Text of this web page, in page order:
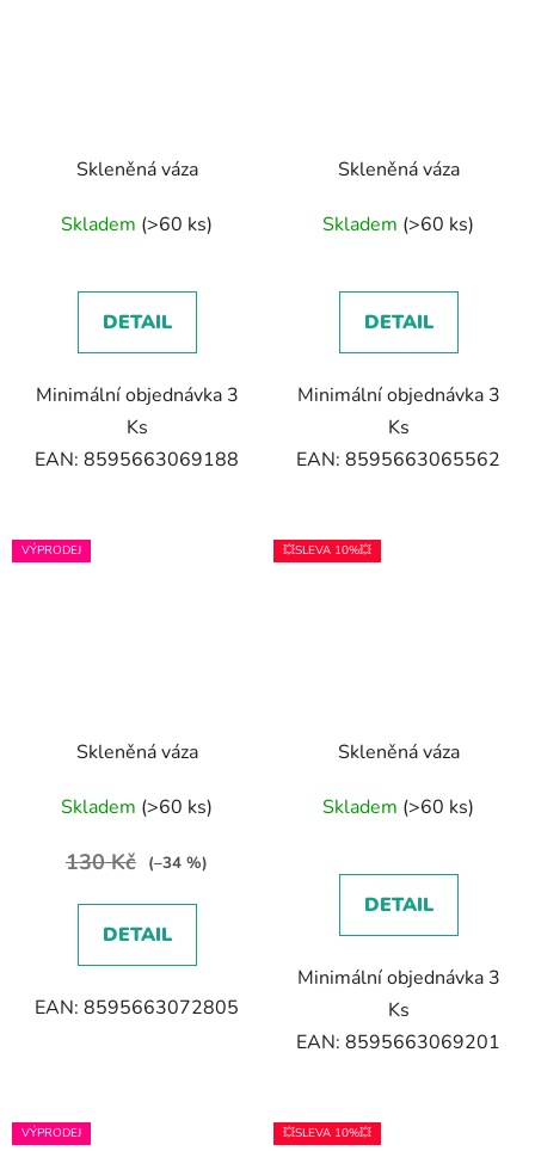
Skleněná váza
Skladem (>60 ks)
DETAIL
Minimální objednávka 3
Ks
EAN: 8595663069188
Skleněná váza
Skladem (>60 ks)
DETAIL
Minimální objednávka 3
Ks
EAN: 8595663065562
VÝPRODEJ
Skleněná váza
Skladem (>60 ks)
130 Kč (–34 %)
DETAIL
EAN: 8595663072805
💥SLEVA 10%💥
Skleněná váza
Skladem (>60 ks)
DETAIL
Minimální objednávka 3
Ks
EAN: 8595663069201
VÝPRODEJ 💥SLEVA 10%💥